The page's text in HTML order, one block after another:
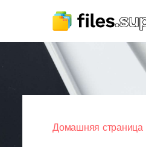
Домашняя страница